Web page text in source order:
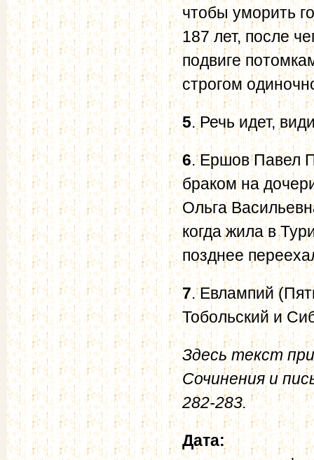
чтобы уморить
187 лет, после
подвиге
строгом
5. Речь идет,
6. Ершов Павел
браком на
Ольга
когда жила в
позднее
7. Евлампий
Тобольский и
Здесь текст
Сочинения и
282-283.
Дата: